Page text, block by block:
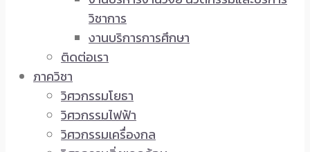
วิชาการ
งานบริการการศึกษา
ติดต่อเรา
ภาควิชา
วิศวกรรมโยธา
วิศวกรรมไฟฟ้า
วิศวกรรมเครื่องกล